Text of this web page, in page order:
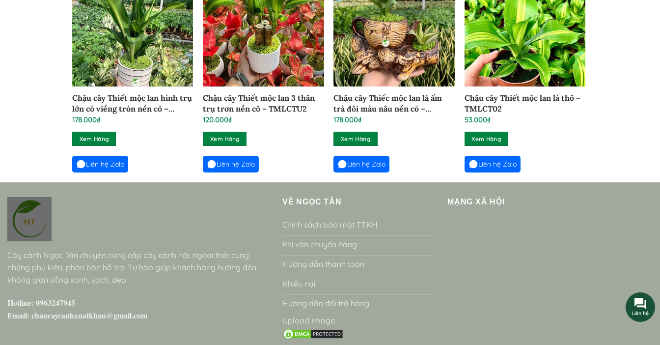
Chậu cây Thiết mộc lan hình trụ
lớn có viềng tròn nền cỏ –
TMLCD02
178.000₫
Xem Hàng
Liên hệ Zalo
Chậu cây Thiết mộc lan 3 thân
trụ trơn nền cỏ – TMLCTU2
120.000₫
Xem Hàng
Liên hệ Zalo
Chậu cây Thiếc mộc lan lá ấm
trà đôi màu nâu nền cỏ –
TMLCAT1
178.000₫
Xem Hàng
Liên hệ Zalo
Chậu cây Thiết mộc lan lá thô –
TMLCT02
53.000₫
Xem Hàng
Liên hệ Zalo
Cây cảnh Ngọc Tân chuyên cung cấp cây cảnh nội, ngoại thất cùng
những phụ kiện, phân bón hỗ trợ. Tự hào giúp khách hàng hướng đến
không gian sống xanh, sạch, đẹp.
Hotline: 0963247945
Email: chaucaycanhxuatkhau@gmail.com
VỀ NGỌC TÂN
Chính sách bảo mật TTKH
Phí vận chuyển hàng
Hướng dẫn thanh toán
Khiếu nại
Hướng dẫn đổi trả hàng
Upload Image...
MẠNG XÃ HỘI
Liên hệ